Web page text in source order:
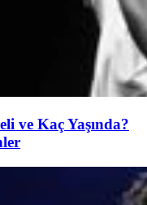
ve Kaç Yaşında?